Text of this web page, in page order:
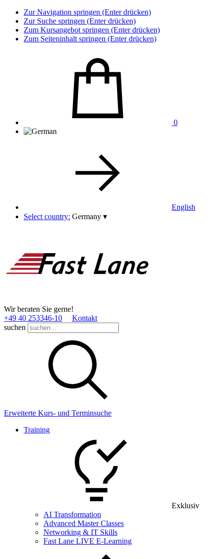
Zur Navigation springen (Enter drücken)
Zur Suche springen (Enter drücken)
Zum Kursangebot springen (Enter drücken)
Zum Seiteninhalt springen (Enter drücken)
0
English
Select country: Germany ▾
Wir beraten Sie gerne!
+49 40 253346­-10
Kontakt
suchen
Erweiterte Kurs- und Terminsuche
Training
Exklusiv
AI Transformation
Advanced Master Classes
Networking & IT Skills
Fast Lane LIVE E-Learning